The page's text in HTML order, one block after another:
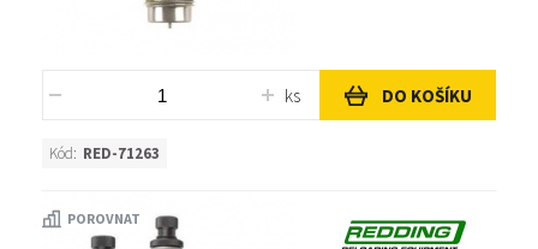
ks DO KOŠÍKU
Kód: RED-71263
POROVNAT